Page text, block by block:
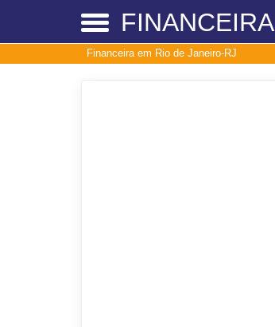
FINANCEIRA
Financeira em Rio de Janeiro-RJ